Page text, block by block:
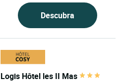
Descubra
Logis Hôtel les II Mas